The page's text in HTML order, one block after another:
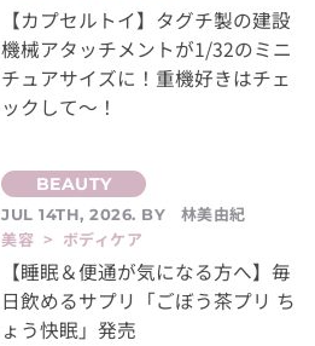
【カプセルトイ】タグチ製の建設
機械アタッチメントが1/32のミニ
チュアサイズに！重機好きはチェ
ックして～！
JUL 14TH, 2026. BY
林美由紀
美容 > ボディケア
【睡眠＆便通が気になる方へ】毎
日飲めるサプリ「ごぼう茶プリ ち
ょう快眠」発売